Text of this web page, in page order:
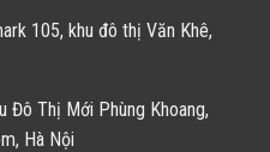
105, khu đô thị Văn Khê,
Đô Thị Mới Phùng Khoang,
Hà Nội